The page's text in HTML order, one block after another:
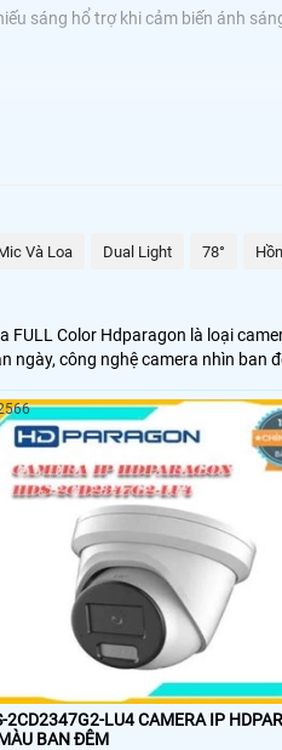
sáng hổ trợ khi cảm biến ánh
có đèn chiếu sáng
có thể giám sát nình ảnh
1.500,000 VNĐKX-CF2001N3
50% +VP-C3307B
khi lắp cho kho hàng, nhà
phòng cửa hàng vì sẽ gây chói
Và Loa Dual Light 78°
FULL Color Hdparagon là loại
công nghệ camera nhìn
2CD2347G2-LU4 CAMERA IP
BAN ĐÊM